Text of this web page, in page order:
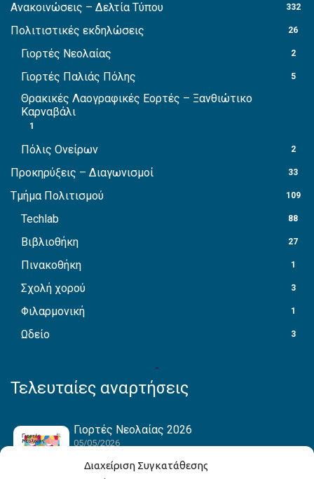
Διαχείριση Συγκατάθεσης
Ανακοινώσεις – Δελτία Τύπου 332
Πολιτιστικές εκδηλώσεις 26
Γιορτές Νεολαίας 2
Γιορτές Παλιάς Πόλης 5
Θρακικές Λαογραφικές Εορτές – Ξανθιώτικο
Καρναβάλι
1
Πόλις Ονείρων 2
Προκηρύξεις – Διαγωνισμοί 33
Τμήμα Πολιτισμού 109
Techlab 88
Βιβλιοθήκη 27
Πινακοθήκη 1
Σχολή χορού 3
Φιλαρμονική 1
Ωδείο 3
Τελευταίες αναρτήσεις
Γιορτές Νεολαίας 2026
05/05/2026